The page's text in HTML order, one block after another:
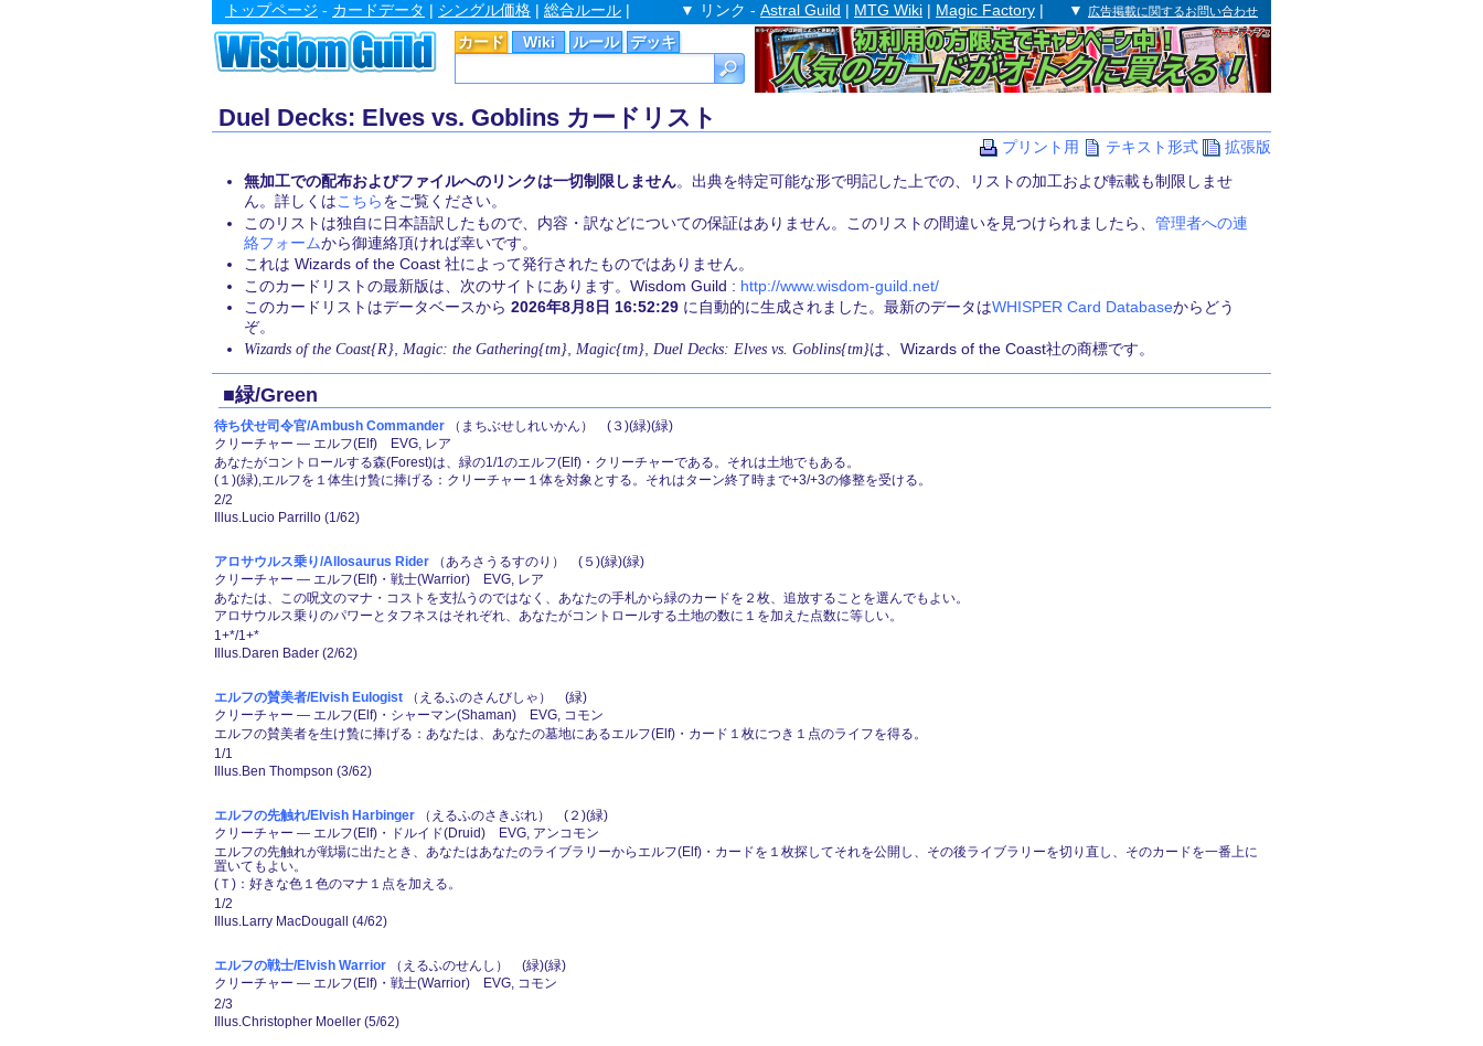
カード Wiki ルール デッキ
トップページ - カードデータ | シングル価格 | 総合ルール | ▼ リンク - Astral Guild | MTG Wiki | Magic Factory | ▼ 広告掲載に関するお問い合わせ
Duel Decks: Elves vs. Goblins カードリスト
プリント用 テキスト形式
拡張版
無加工での配布およびファイルへのリンクは一切制限しません。出典を特定可能な形で明記した上での、リストの加工および転載も制限しませ
ん。詳しくはこちらをご覧ください。
このリストは独自に日本語訳したもので、内容・訳などについての保証はありません。このリストの間違いを見つけられましたら、 管理者への連
絡フォームから御連絡頂ければ幸いです。
これは Wizards of the Coast 社によって発行されたものではありません。
このカードリストの最新版は、次のサイトにあります。Wisdom Guild : http://www.wisdom-guild.net/
このカードリストはデータベースから 2026年8月8日 16:52:29に自動的に生成されました。最新のデータはWHISPER Card Databaseからどう
ぞ。
Wizards of the Coast{R}, Magic: the Gathering{tm}, Magic{tm}, Duel Decks: Elves vs. Goblins{tm}は、Wizards of the Coast社の商標です。
■緑/Green
待ち伏せ司令官/Ambush Commander （まちぶせしれいかん） (３)(緑)(緑)
クリーチャー ― エルフ(Elf) EVG, レア
あなたがコントロールする森(Forest)は、緑の1/1のエルフ(Elf)・クリーチャーである。それは土地でもある。
(１)(緑),エルフを１体生け贄に捧げる：クリーチャー１体を対象とする。それはターン終了時まで+3/+3の修整を受ける。
2/2
Illus.Lucio Parrillo (1/62)
アロサウルス乗り/Allosaurus Rider （あろさうるすのり） (５)(緑)(緑)
クリーチャー ― エルフ(Elf)・戦士(Warrior) EVG, レア
あなたは、この呪文のマナ・コストを支払うのではなく、あなたの手札から緑のカードを２枚、追放することを選んでもよい。
アロサウルス乗りのパワーとタフネスはそれぞれ、あなたがコントロールする土地の数に１を加えた点数に等しい。
1+*/1+*
Illus.Daren Bader (2/62)
エルフの賛美者/Elvish Eulogist （えるふのさんびしゃ） (緑)
クリーチャー ― エルフ(Elf)・シャーマン(Shaman) EVG, コモン
エルフの賛美者を生け贄に捧げる：あなたは、あなたの墓地にあるエルフ(Elf)・カード１枚につき１点のライフを得る。
1/1
Illus.Ben Thompson (3/62)
エルフの先触れ/Elvish Harbinger （えるふのさきぶれ） (２)(緑)
クリーチャー ― エルフ(Elf)・ドルイド(Druid) EVG, アンコモン
エルフの先触れが戦場に出たとき、あなたはあなたのライブラリーからエルフ(Elf)・カードを１枚探してそれを公開し、その後ライブラリーを切り直し、そのカードを一番上に
置いてもよい。
(Ｔ)：好きな色１色のマナ１点を加える。
1/2
Illus.Larry MacDougall (4/62)
エルフの戦士/Elvish Warrior （えるふのせんし） (緑)(緑)
クリーチャー ― エルフ(Elf)・戦士(Warrior) EVG, コモン
2/3
Illus.Christopher Moeller (5/62)